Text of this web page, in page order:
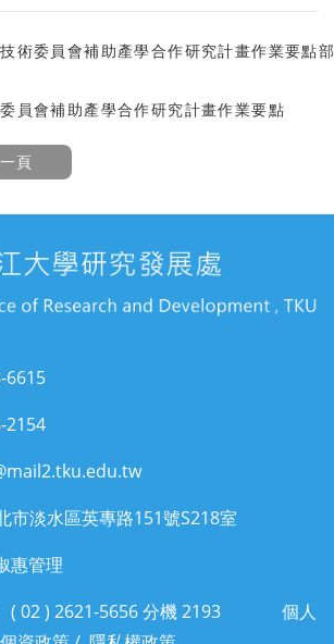
術委員會補助產學合作研究計畫作業要點
員會補助產學合作研究計畫作業要點
6615
2154
市淡水區英專路151號S218室
惠管理
( 02 ) 2621-5656 分機 2193 個人